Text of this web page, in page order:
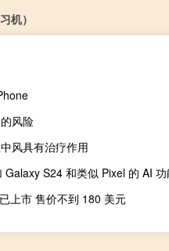
机）
风险
风具有治疗作用
S24 和类似 Pixel 的 AI
上市 售价不到 180 美元